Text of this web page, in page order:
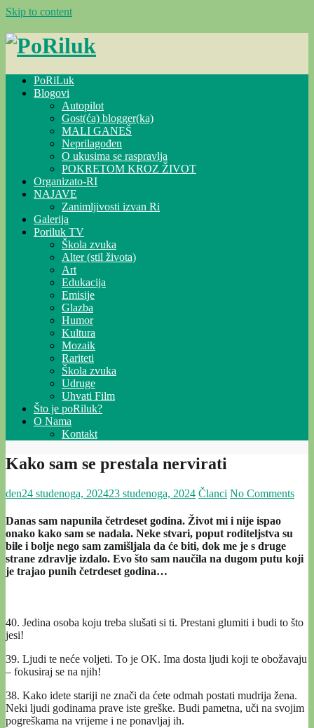
Skip to content
PoRiLuk
Blogovi
Autopilot
Gost(ća) blogger(ka)
MALI GANEŠ
Neprilagođen
O ukusima se raspravlja
POKRETOM KROZ ŽIVOT
Organizato-RI
NAJAVE
Zanimljivosti izvan Ri
Galerija
Poriluk TV
Škola zvuka
Alter (stil života)
Art
Edukacija
Emisije
Glazba
Humor
Kultura
Mozaik
Rariteti
Škola zvuka
Udruge
Uhvati Film
Što je poRiluk?
O Nama
Kontakt
Kako sam se prestala nervirati
den24 studenoga, 202423 studenoga, 2024 Članci No Comments
Danas sam napunila četrdeset godina. Život mi i nije ispao
onako kako sam se nadala. Neke stvari, poput roditeljstva su
bile i bolje nego sam zamišljala da će biti, dok me je s druge
strane zdravlje izdalo. Evo što sam naučila na dugom putu koji
je trajao punih četrdeset godina…
40. Jedina osoba koju treba slušati si ti. Prestani glumiti i budi to što
jesi!
39. Ljudi te neće voljeti. To je OK. Ima dosta ljudi koji te obožavaju
– fokusiraj se na njih!
38. Kako idete stariji ne znači da ćete odmah postati mudrija žena.
Neki ljudi godinama prave iste greške. Budi pametna, uči na svojim
pogreškama na vrijeme i ne ponavljaj ih.